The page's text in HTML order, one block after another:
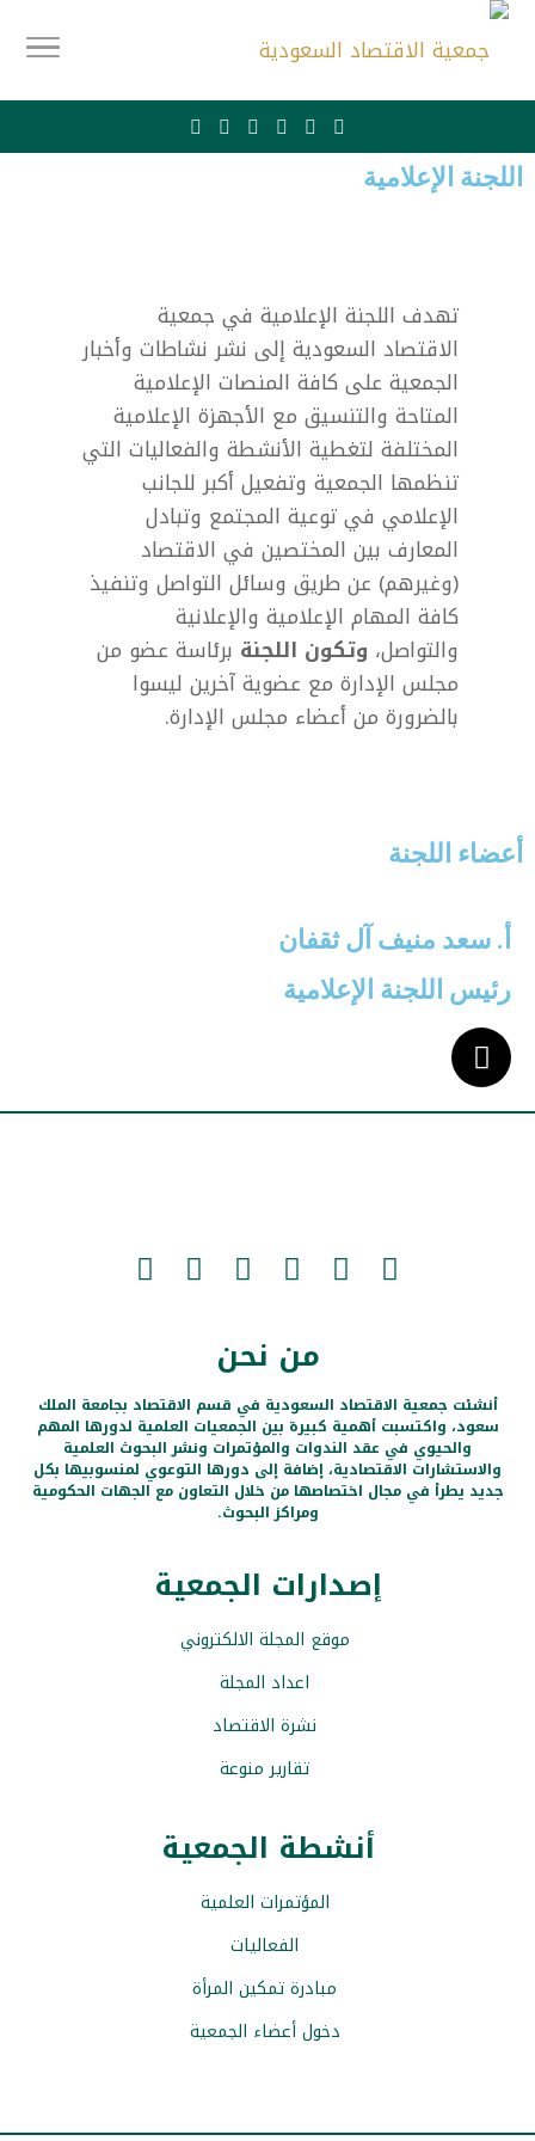
اللجنة الإعلامية
تهدف اللجنة الإعلامية في جمعية
الاقتصاد السعودية إلى نشر نشاطات وأخبار
الجمعية على كافة المنصات الإعلامية
المتاحة والتنسيق مع الأجهزة الإعلامية
المختلفة لتغطية الأنشطة والفعاليات التي
تنظمها الجمعية وتفعيل أكبر للجانب
الإعلامي في توعية المجتمع وتبادل
المعارف بين المختصين في الاقتصاد
(وغيرهم) عن طريق وسائل التواصل وتنفيذ
كافة المهام الإعلامية والإعلانية
والتواصل، وتكون اللجنة برئاسة عضو من
مجلس الإدارة مع عضوية آخرين ليسوا
بالضرورة من أعضاء مجلس الإدارة.
أعضاء اللجنة
أ. سعد منيف آل ثقفان
رئيس اللجنة الإعلامية
من نحن
أنشئت جمعية الاقتصاد السعودية في قسم الاقتصاد بجامعة الملك
سعود، واكتسبت أهمية كبيرة بين الجمعيات العلمية لدورها المهم
والحيوي في عقد الندوات والمؤتمرات ونشر البحوث العلمية
والاستشارات الاقتصادية، إضافة إلى دورها التوعوي لمنسوبيها بكل
جديد يطرأ في مجال اختصاصها من خلال التعاون مع الجهات الحكومية
ومراكز البحوث.
إصدارات الجمعية
موقع المجلة الالكتروني
اعداد المجلة
نشرة الاقتصاد
تقارير منوعة
أنشطة الجمعية
المؤتمرات العلمية
الفعاليات
مبادرة تمكين المرأة
دخول أعضاء الجمعية